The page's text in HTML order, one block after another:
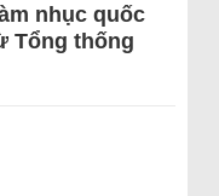
nhục quốc
Tổng thống